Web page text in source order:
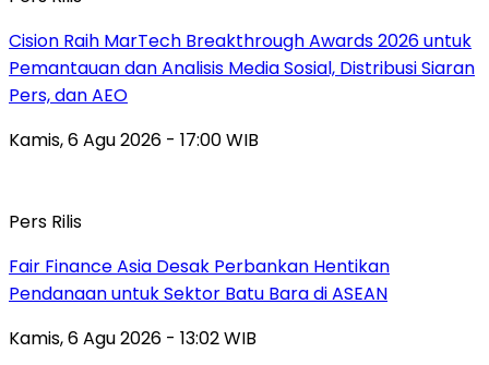
Cision Raih MarTech Breakthrough Awards 2026 untuk
Pemantauan dan Analisis Media Sosial, Distribusi Siaran
Pers, dan AEO
Kamis, 6 Agu 2026 - 17:00 WIB
Pers Rilis
Fair Finance Asia Desak Perbankan Hentikan
Pendanaan untuk Sektor Batu Bara di ASEAN
Kamis, 6 Agu 2026 - 13:02 WIB